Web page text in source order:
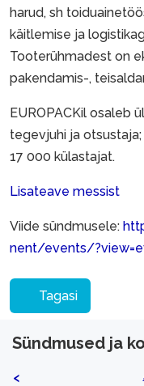
harud, sh
käitlemise ja
Tooterühmadest on
pakendamis-,
EUROPACKil osaleb
tegevjuhi ja
17 000 külastajat.
Lisateave messist
Viide sündmusele:
nent/events/
Tagasi
Sündmused ja
<